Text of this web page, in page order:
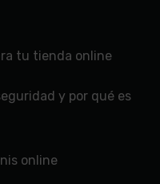
tu tienda online
y por qué es
online